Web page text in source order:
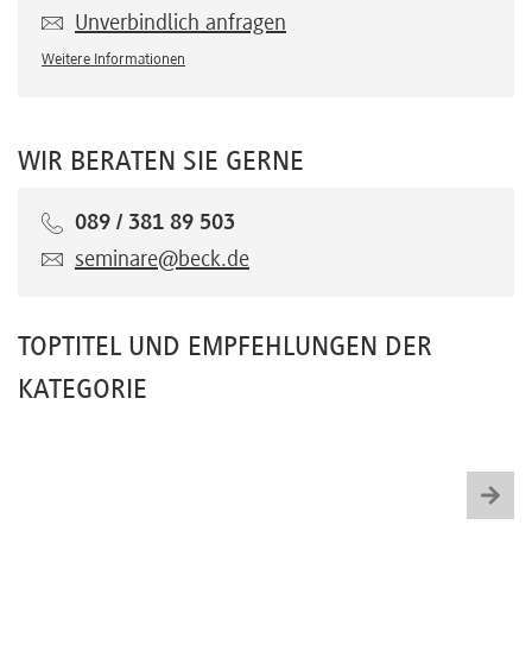
Unverbindlich anfragen
Weitere Informationen
WIR BERATEN SIE GERNE
089 / 381 89 503
seminare@beck.de
TOPTITEL UND EMPFEHLUNGEN DER
KATEGORIE